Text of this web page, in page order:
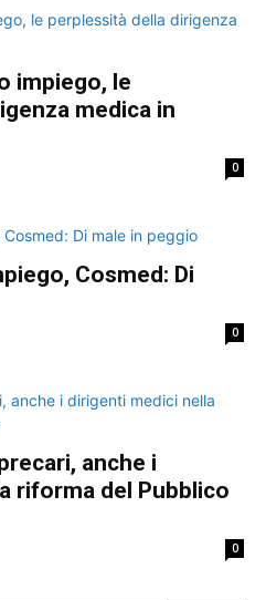
impiego, le
medica in
0
Cosmed: Di
0
anche i
riforma del Pubblico
0